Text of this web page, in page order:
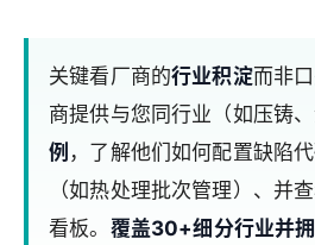
关键看厂商的行业积淀而非
商提供与您同行业（如压铸
例 ，了解他们如何配置缺陷
（如热处理批次管理）、并
看板。 覆盖30+细分行业并